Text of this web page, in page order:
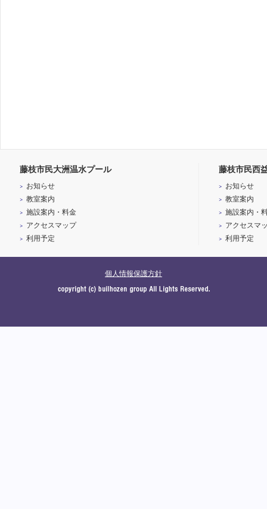
藤枝市民大洲温水プール
お知らせ
教室案内
施設案内・料金
アクセスマップ
利用予定
藤枝市民西
お知らせ
教室案内
施設案内・
アクセスマ
利用予定
個人情報保護方針